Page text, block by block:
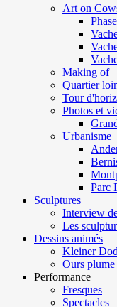
Art on
Making of
Quartier
Tour
Photos et
Urbanisme
Parc
Sculptures
Interview
Les
Dessins animés
Kleiner
Ours plume
Performance
Fresques
Spectacles